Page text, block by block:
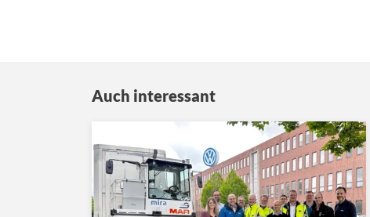
Auch interessant